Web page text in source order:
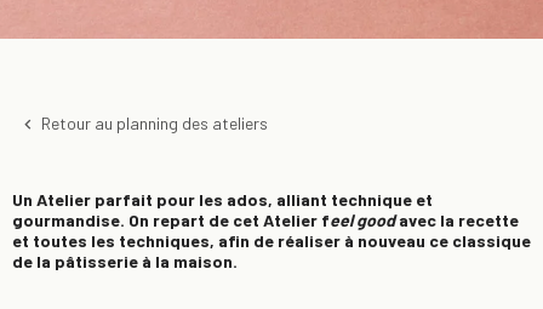
keyboard_arrow_left Retour au planning des ateliers
Un Atelier parfait pour les ados, alliant technique et
gourmandise. On repart de cet Atelier feel goodavec la recette
et toutes les techniques, afin de réaliser à nouveau ce classique
de la pâtisserie à la maison.